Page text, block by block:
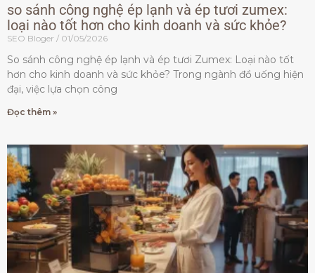
so sánh công nghệ ép lạnh và ép tươi zumex:
loại nào tốt hơn cho kinh doanh và sức khỏe?
SEO Bloger 01/05/2026
So sánh công nghệ ép lạnh và ép tươi Zumex: Loại nào tốt
hơn cho kinh doanh và sức khỏe? Trong ngành đồ uống hiện
đại, việc lựa chọn công
Đọc thêm »